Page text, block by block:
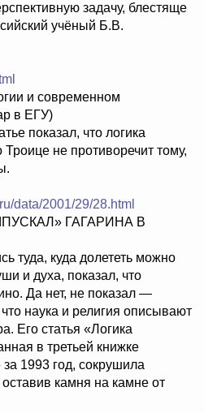
задачу, блестяще
учёный Б.В.
и современном
в ЕГУ)
показал, что логика
не противоречит тому,
data/2001/29/28.html
ГАГАРИНА В
туда, куда долететь можно
и духа, показал, что
Да нет, не показал —
наука и религия описывают
Его статья «Логика
в третьей книжке
1993 год, сокрушила
камня на камне от